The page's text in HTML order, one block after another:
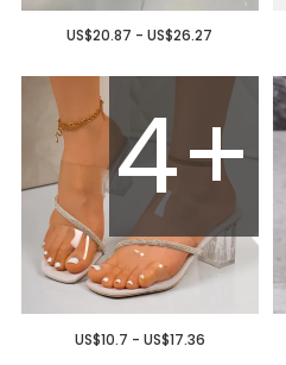
US$20.87 - US$26.27
4+
US$10.7 - US$17.36